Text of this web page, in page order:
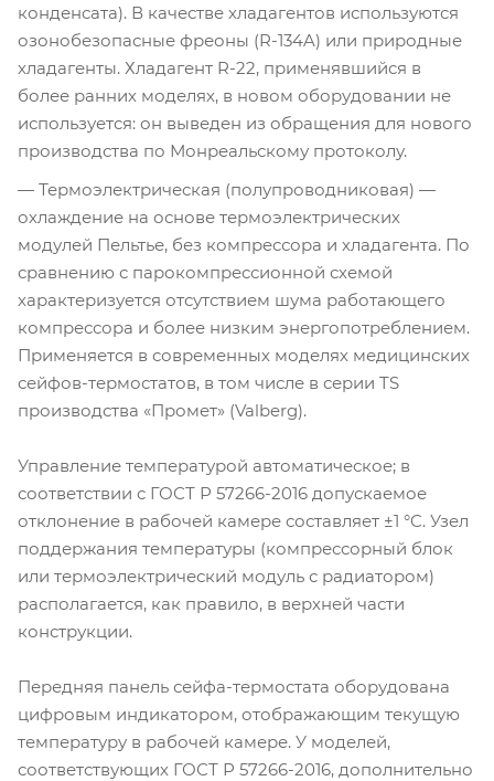
конденсата). В качестве хладагентов используются
озонобезопасные фреоны (R-134A) или природные
хладагенты. Хладагент R-22, применявшийся в
более ранних моделях, в новом оборудовании не
используется: он выведен из обращения для нового
производства по Монреальскому протоколу.
— Термоэлектрическая (полупроводниковая) —
охлаждение на основе термоэлектрических
модулей Пельтье, без компрессора и хладагента. По
сравнению с парокомпрессионной схемой
характеризуется отсутствием шума работающего
компрессора и более низким энергопотреблением.
Применяется в современных моделях медицинских
сейфов-термостатов, в том числе в серии TS
производства «Промет» (Valberg).
Управление температурой автоматическое; в
соответствии с ГОСТ Р 57266-2016 допускаемое
отклонение в рабочей камере составляет ±1 °C. Узел
поддержания температуры (компрессорный блок
или термоэлектрический модуль с радиатором)
располагается, как правило, в верхней части
конструкции.
Передняя панель сейфа-термостата оборудована
цифровым индикатором, отображающим текущую
температуру в рабочей камере. У моделей,
соответствующих ГОСТ Р 57266-2016, дополнительно